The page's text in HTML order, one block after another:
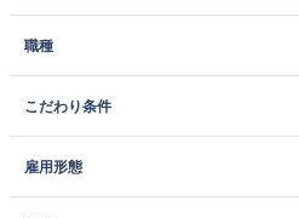
職種
こだわり条件
雇用形態